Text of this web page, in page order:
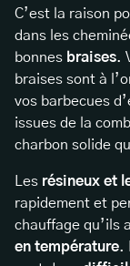
C’est la raison
dans les
bonnes braises.
braises sont à
vos barbecues
issues de la
charbon solide
Les résineux et
rapidement et
chauffage qu’ils
en température.